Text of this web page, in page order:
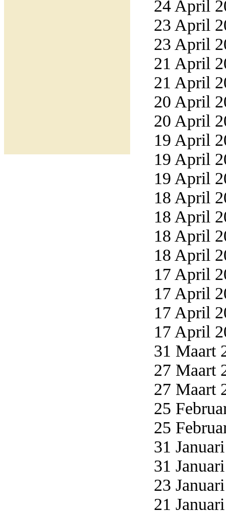
24 April
23 April
23 April
21 April
21 April
20 April
20 April
19 April
19 April
19 April
18 April
18 April
18 April
18 April
17 April
17 April
17 April
17 April
31 Maart
27 Maart
27 Maart
25
25
31
31
23
21